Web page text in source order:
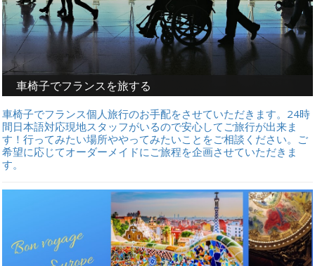
車椅子でフランスを旅する
車椅子でフランス個人旅行のお手配をさせていただきます。24時
間日本語対応現地スタッフがいるので安心してご旅行が出来ま
す！行ってみたい場所ややってみたいことをご相談ください。ご
希望に応じてオーダーメイドにご旅程を企画させていただきま
す。